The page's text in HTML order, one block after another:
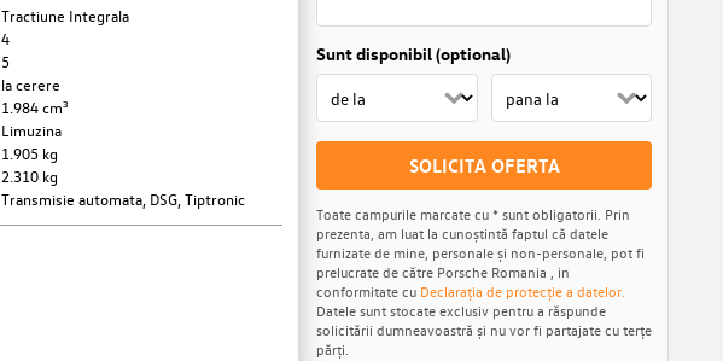
Tractiune Integrala
4
5
la cerere
1.984 cm³
Limuzina
1.905 kg
2.310 kg
Transmisie automata, DSG, Tiptronic
Sunt disponibil (optional)
SOLICITA OFERTA
Toate campurile marcate cu * sunt obligatorii. Prin
prezenta, am luat la cunoștintă faptul că datele
furnizate de mine, personale și non-personale, pot fi
prelucrate de către Porsche Romania , in
conformitate cu Declarația de protecție a datelor.
Datele sunt stocate exclusiv pentru a răspunde
solicitării dumneavoastră și nu vor fi partajate cu terțe
părți.